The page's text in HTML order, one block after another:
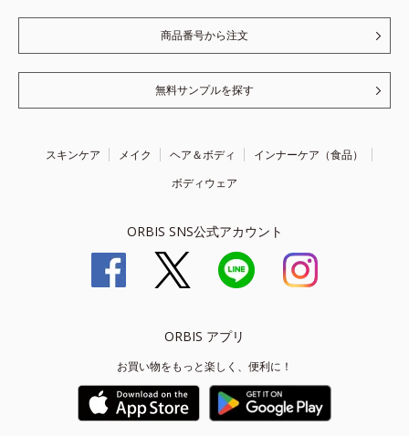
商品番号から注文
無料サンプルを探す
スキンケア メイク ヘア＆ボディ
インナーケア（食品）
ボディウェア
ORBIS SNS公式アカウント
ORBIS アプリ
お買い物をもっと楽しく、便利に！